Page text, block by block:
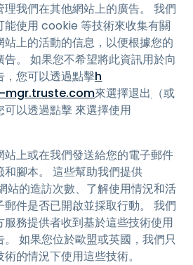
我們在其他網站上的廣告。 我們
能使用 cookie 等技術來收集有關
上的活動的信息，以便根據您的
。 如果您不希望將此資訊用於向
，您可以透過點擊h
來選擇退出
（或
以透過點擊 來選擇使用
上或在我們發送給您的電子郵件
腳本。 這些幫助我們提供
的造訪次數、了解使用情況和活
件是否已開啟並採取行動。 我們
務提供者收到基於這些技術使用
如果您位於歐盟或英國，我們只
的情況下使用這些技術。